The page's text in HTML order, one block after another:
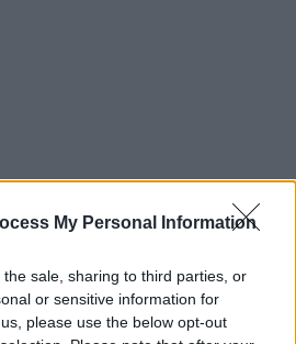
My Personal Information
sale, sharing to third parties, or
or sensitive information for
please use the below opt-out
e luminosa
i primi segni di
crema mirata può fare la
contenente ROC THPE con